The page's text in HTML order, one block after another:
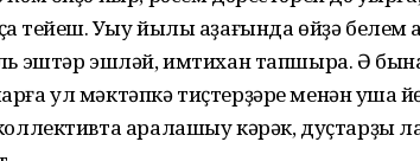
тейеш. Уҡыу йылы аҙағын­да өйҙә белем
эштәр эшләй, имтихан тапшыра. Ә
ул мәк­тәпкә тиҫтерҙәре менән ҡуша
аралашыу кәрәк, дуҫтарҙы